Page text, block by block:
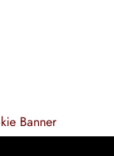
Banner